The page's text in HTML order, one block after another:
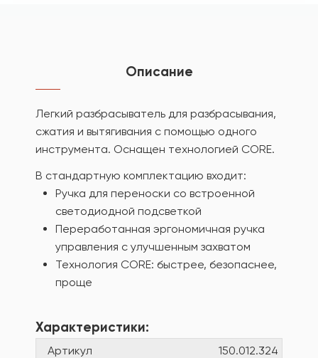
Описание
Легкий разбрасыватель для разбрасывания,
сжатия и вытягивания с помощью одного
инструмента. Оснащен технологией CORE.
В стандартную комплектацию входит:
Ручка для переноски со встроенной
светодиодной подсветкой
Переработанная эргономичная ручка
управления с улучшенным захватом
Технология CORE: быстрее, безопаснее,
проще
Характеристики:
Артикул
150.012.324